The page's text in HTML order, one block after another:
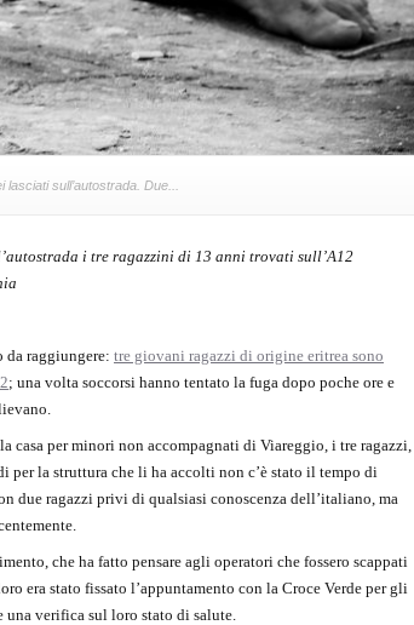
sull’autostrada. Due...
i tre ragazzini di 13 anni trovati sull’A12
da raggiungere: tre giovani ragazzi di origine eritrea sono
; una volta soccorsi hanno tentato la fuga dopo poche ore e
per minori non accompagnati di Viareggio, i tre ragazzi,
la struttura che li ha accolti non c’è stato il tempo di
due ragazzi privi di qualsiasi conoscenza dell’italiano, ma
che ha fatto pensare agli operatori che fossero scappati
era stato fissato l’appuntamento con la Croce Verde per gli
una verifica sul loro stato di salute.